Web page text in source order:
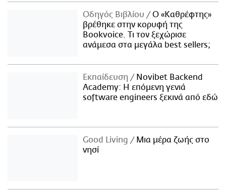
Οδηγός Βιβλίου
Ο «Καθρέφτης»
βρέθηκε στην κορυφή της
Bookvoice. Τι τον ξεχώρισε
ανάμεσα στα μεγάλα best sellers;
Εκπαίδευση
Novibet Backend
Academy: Η επόμενη γενιά
software engineers ξεκινά από εδώ
Good Living
Μια μέρα ζωής στο
νησί